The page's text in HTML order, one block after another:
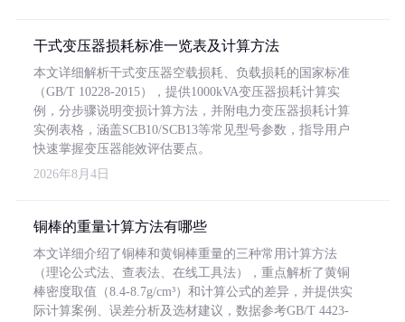
干式变压器损耗标准一览表及计算方法
本文详细解析干式变压器空载损耗、负载损耗的国家标准
（GB/T 10228-2015），提供1000kVA变压器损耗计算实
例，分步骤说明变损计算方法，并附电力变压器损耗计算
实例表格，涵盖SCB10/SCB13等常见型号参数，指导用户
快速掌握变压器能效评估要点。
2026年8月4日
铜棒的重量计算方法有哪些
本文详细介绍了铜棒和黄铜棒重量的三种常用计算方法
（理论公式法、查表法、在线工具法），重点解析了黄铜
棒密度取值（8.4-8.7g/cm³）和计算公式的差异，并提供实
际计算案例、误差分析及选材建议，数据参考GB/T 4423-